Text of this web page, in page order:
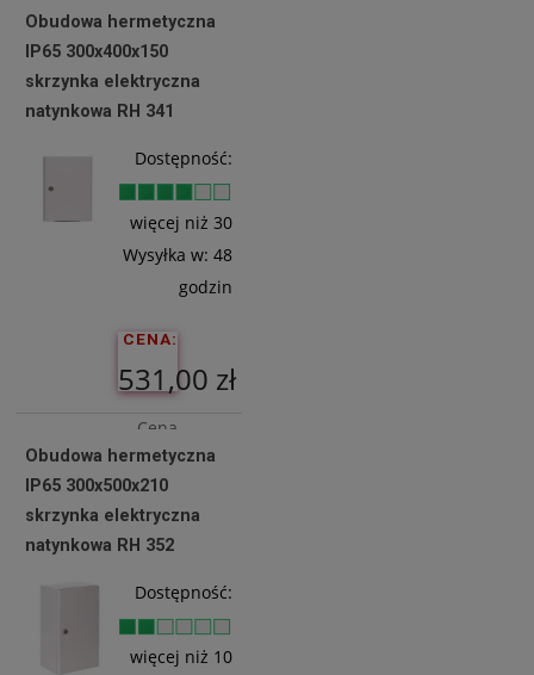
netto:
409,76 zł
Do
Obudowa hermetyczna
IP65 300x400x150
skrzynka elektryczna
natynkowa RH 341
Dostępność:
więcej niż 30
Wysyłka w: 48
godzin
CENA:
531,00 zł
Cena
netto:
431,71 zł
Do
Obudowa hermetyczna
IP65 300x500x210
skrzynka elektryczna
natynkowa RH 352
Dostępność:
więcej niż 10